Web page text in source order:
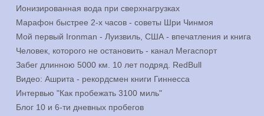
Ионизированная вода при сверхнагрузках
Марафон быстрее 2-х часов - советы Шри Чинмоя
Мой первый Ironman - Луизвиль, США - впечатления и книга
Человек, которого не остановить - канал Мегаспорт
Забег длинною 5000 км. 10 лет подряд. RedBull
Видео: Ашрита - рекордсмен книги Гиннесса
Интервью "Как пробежать 3100 миль"
Блог 10 и 6-ти дневных пробегов